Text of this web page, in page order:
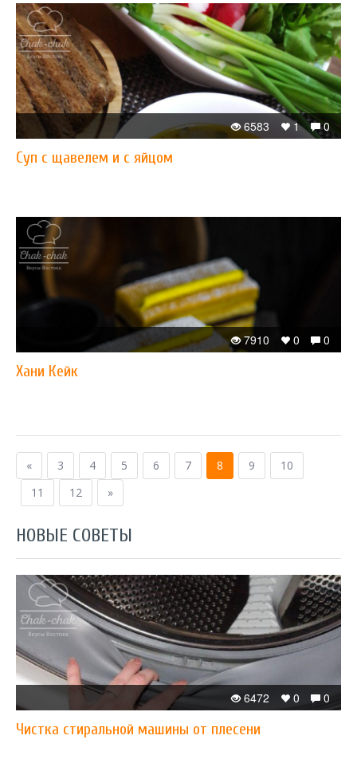
0
1
6583
Суп с щавелем и с яйцом
0
0
7910
Хани Кейк
« 3 4 5 6 7 8 9
10
11
12 »
НОВЫЕ СОВЕТЫ
0
0
6472
Чистка стиральной машины от плесени